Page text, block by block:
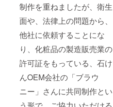
制作を重ねましたが、衛生
面や、法律上の問題から、
他社に依頼することにな
り、化粧品の製造販売業の
許可証をもっている、石け
んOEM会社の「ブラウ
ニー」さんに共同制作とい